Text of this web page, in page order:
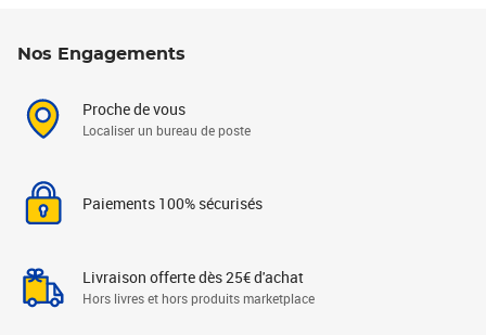
Nos Engagements
Proche de vous
Localiser un bureau de poste
Paiements 100% sécurisés
Livraison offerte dès 25€ d'achat
Hors livres et hors produits marketplace